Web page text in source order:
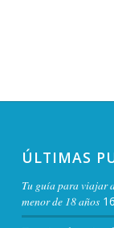
ÚLTIMAS
Tu guía para viajar
menor de 18 años